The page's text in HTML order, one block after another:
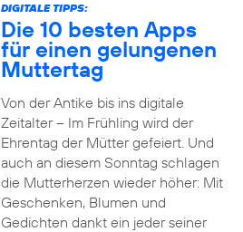
DIGITALE TIPPS:
Die 10 besten Apps
für einen gelungenen
Muttertag
Von der Antike bis ins digitale
Zeitalter – Im Frühling wird der
Ehrentag der Mütter gefeiert. Und
auch an diesem Sonntag schlagen
die Mutterherzen wieder höher: Mit
Geschenken, Blumen und
Gedichten dankt ein jeder seiner